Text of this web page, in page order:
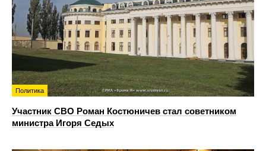
Политика
Участник СВО Роман Костюничев стал советником
министра Игоря Седых